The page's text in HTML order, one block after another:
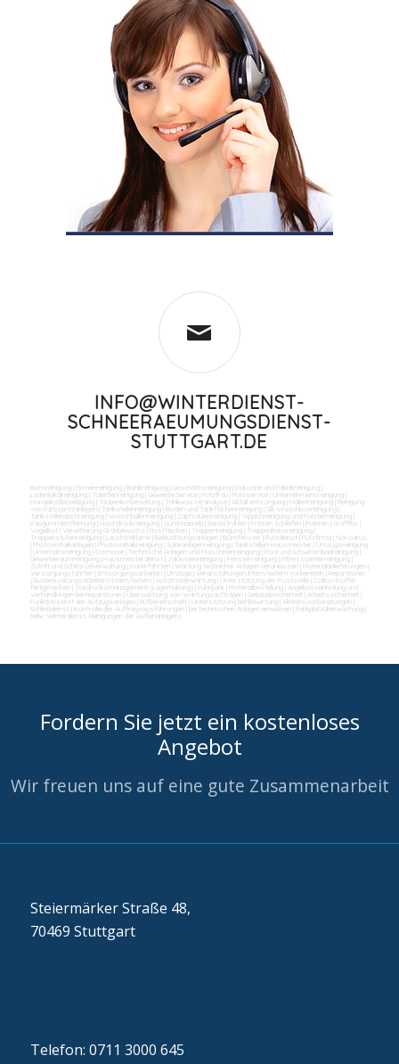
INFO@WINTERDIENST-
SCHNEERAEUMUNGSDIENST-
STUTTGART.DE
Büroreinigung| Firmenreinigung| Bankreinigung| Geschäftsreinigung| Industrie und Fabrikreinigung|
Ladenlokalreinigung| Toilettenreinigung| Gewerbe Service| Putzfrau| Putzservice| Unternehmensreinigung|
Hundekotbeseitigung| Taubenkotbeseitung| Trinkwasseranalyse| Abfall entsorgung| Hallenreinigung| Reinigung
von Farbspritzanlagen
Tankstellenreinigung| Boden und Tankflächenreinigung| SB-Waschboxreinigung|
Tankstellendachreinigung| Waschhallenreinigung| Zapfsäulenreinigung| Teppichreinigung und Polsterreinigung|
Kaugummientfernung| Hochdruckreinigung| Gummiabrieb| Sandstrahlen Fräsen schleifen Polieren Graffitis
Vogelkot
Verwitterung Grünbewuchs | Rostflecken Treppenreinigung| Treppenhausreinigung|
Treppenstufenreinigung| Leuchtreklame| Beleuchtungsanlagen Bürofenster Putzdienst |Putzfirma| Norovirus
Photovoltaikanlagen Photovoltaikreinigung| Solaranlagenreinigung| Tankstellen-Hausmeister
Umzugsreinigung
Unterhaltsreinigung| Osmose| Technische Anlagen und Maschinenreinigung| Pool und Schwimmbadreinigung|
Gewerberaumreinigung| Hausmeisterdienst Jalousienreinigung| Fensterreinigung| Fitnesscenterreinigung|
Zutritt und Schlüsselverwaltung| Kurierfahrten Wartung technicher Anlagen veranlassen Materialanlieferungen
Versorgungsfahrten
Entsorgungsarbeiten Umzüge| Veranstaltungen intern/extern vorbereiten
Reparaturen
(Ausbesserungsarbeiten) intern/extern
Automatenwartung| Unterstützung der Poststelle|
Collico-Koffer
fertigmachen
Vordrucksmanagement (Lagerhaltung)| Fuhrpark| Materialbestellung| Angebotseinholung und
Verhandlungen bei Reparaturen |Überwachung von Wartungsaufträgen Gebäudesicherheit Arbeitssicherheit
Funktionstest der Aufzugsanlagen
Rufbereitschaft Unterstützung bei Bewirtung| Aktionsvorbereitungen
Schließdienst Kontrolle der Auftragsausführungen bei technischen Anlagen einweisen Parkplatzüberwachung|
teilw. Winterdienst, Reinigungen der Außenanlagen
Fordern Sie jetzt ein kostenloses
Angebot
Wir freuen uns auf eine gute Zusammenarbeit
Steiermärker Straße 48,
70469 Stuttgart
Telefon: 0711 3000 645